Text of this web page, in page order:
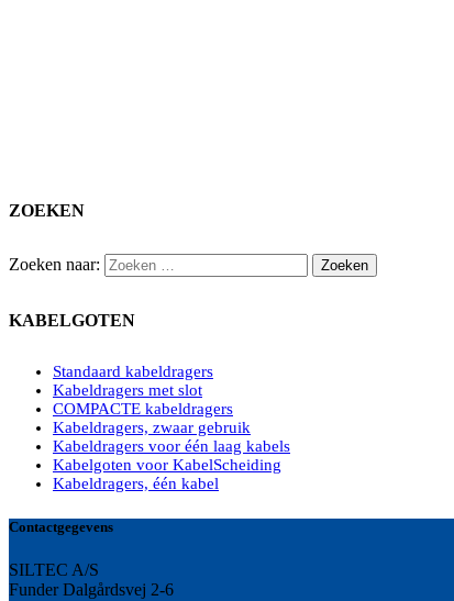
ZOEKEN
Zoeken naar:
KABELGOTEN
Standaard kabeldragers
Kabeldragers met slot
COMPACTE kabeldragers
Kabeldragers, zwaar gebruik
Kabeldragers voor één laag kabels
Kabelgoten voor KabelScheiding
Kabeldragers, één kabel
Contactgegevens
SILTEC A/S
Funder Dalgårdsvej 2-6